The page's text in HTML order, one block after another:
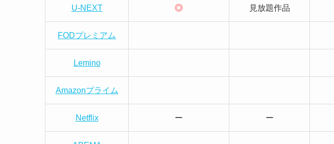
U-NEXT ◎ 見放題作品
FODプレミアム
Lemino
Amazonプライム
Netflix ー ー